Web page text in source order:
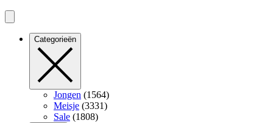
Categorieën
Jongen (1564)
Meisje (3331)
Sale (1808)